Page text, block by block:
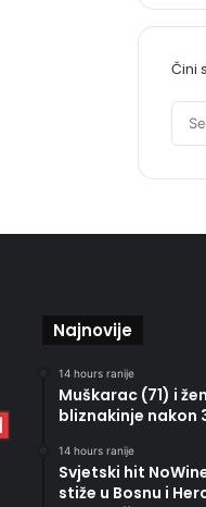
Čini
Najnovije
14 hours ranije
Muškarac (71) i
bliznakinje nakon
14 hours ranije
Svjetski hit
stiže u Bosnu i